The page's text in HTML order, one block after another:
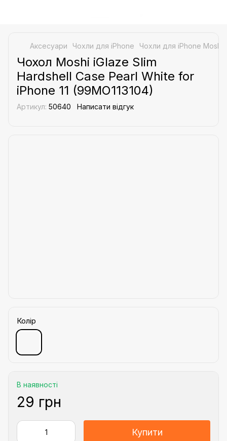
Аксесуари Чохли для iPhone Чохли для iPhone Moshi
Чохол Moshi iGlaze Slim
Hardshell Case Pearl White for
iPhone 11 (99MO113104)
Артикул: 50640 Написати відгук
Колір
В наявності
29 грн
Купити